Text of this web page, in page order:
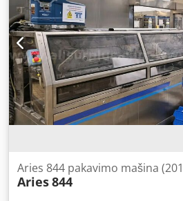
L/300 Pakartojamumo tikslumas:
diapazonas: 700 x 700 x 500 (mm)
x 963,5 x 170 mm Dedpju E U
įranga: TouchDMIS 5.2 + raktas Z
pagaminta iš silicio karbido, kas
Nuolatinės srovės servovarikliai,
laisvai plūduriuojančios linijinės
skiriamąja geba.
Aries 844 pakavimo mašina
Aries844